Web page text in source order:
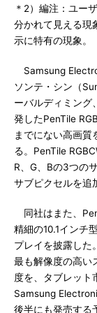
＊2）編注：ユー
分かれて見える現
示に特有の現象。
Samsung
ソンテ・シン（
ーバルディミング
発したPenTile
までにない高画
る。PenTile
R、G、Bの3つの
サブピクセルを追
同社はまた、
精細の10.1インチ
プレイを披露した
最も解像度の高い
度を、タブレット
Samsung
後半にも発売する